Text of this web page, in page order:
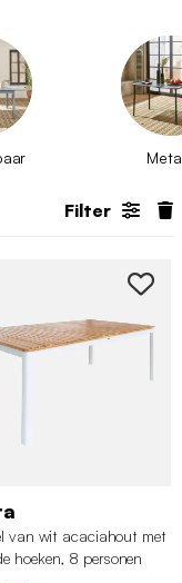
witte tuintafels
Filter
van wit acaciahout met
hoeken, 8 personen